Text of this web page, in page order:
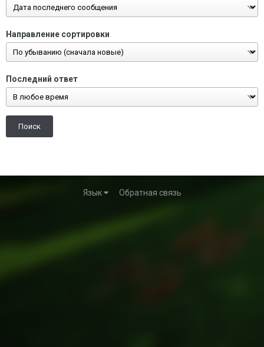
Направление сортировки
Последний ответ
Поиск
Язык Обратная связь